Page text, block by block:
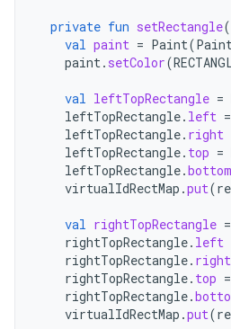
private fun setRectangle
val paint = Paint(
paint. setColor(
val leftTopRectangle =
leftTopRectangle. left =
leftTopRectangle. right
leftTopRectangle. top =
leftTopRectangle.bottom
virtualIdRectMap .put(
val rightTopRectangle =
rightTopRectangle. left
rightTopRectangle. right
rightTopRectangle. top =
rightTopRectangle.
virtualIdRectMap .put(